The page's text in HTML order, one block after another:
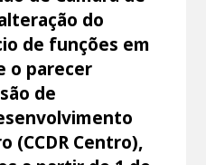
do
de funções em
o parecer
de
(CCDR Centro),